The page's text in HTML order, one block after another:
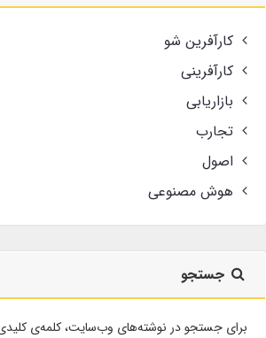
کارآفرین شو
کارآفرینی
بازاریابی
تجارب
اصول
هوش مصنوعی
جستجو
برای جستجو در نوشته‌های وب‌سایت، کلمه‌ی کلیدی